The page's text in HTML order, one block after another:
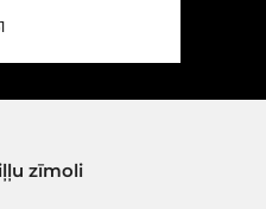
zīmoli